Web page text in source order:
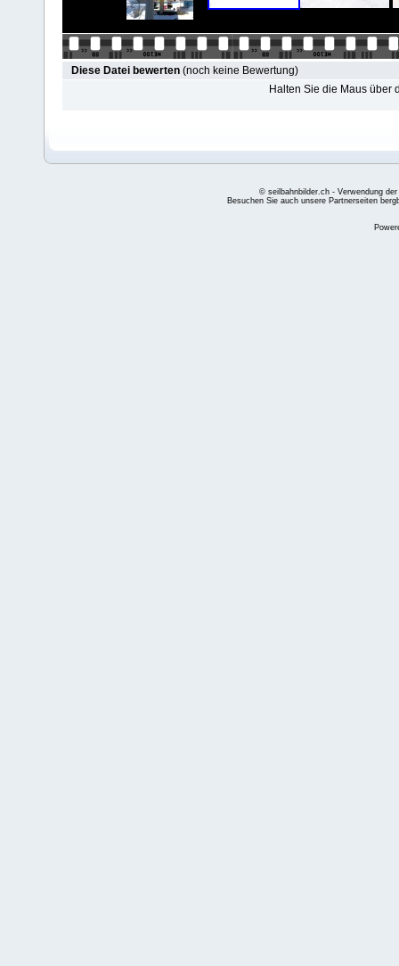
Diese Datei bewerten (noch keine Bewertung)
Halten Sie die Maus über
© seilbahnbilder.ch - Verwendung
Besuchen Sie auch unsere Partnerseiten